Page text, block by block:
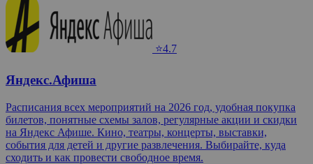
⭐4.7
Яндекс.Афиша
Расписания всех мероприятий на 2026 год, удобная покупка
билетов, понятные схемы залов, регулярные акции и скидки
на Яндекс Афише. Кино, театры, концерты, выставки,
события для детей и другие развлечения. Выбирайте, куда
сходить и как провести свободное время.